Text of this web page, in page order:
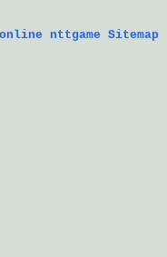
nttgame Sitemap